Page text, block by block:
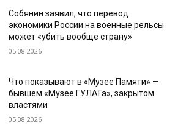
Собянин заявил, что перевод
экономики России на военные рельсы
может «убить вообще страну»
05.08.2026
Что показывают в «Музее Памяти» —
бывшем «Музее ГУЛАГа», закрытом
властями
05.08.2026